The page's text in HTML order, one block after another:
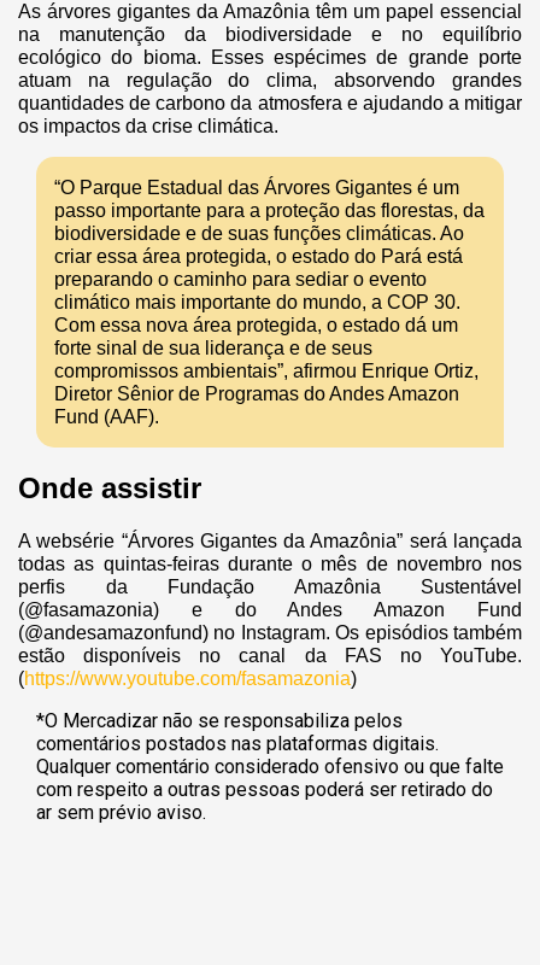
As árvores gigantes da Amazônia têm um papel essencial
na manutenção da biodiversidade e no equilíbrio
ecológico do bioma. Esses espécimes de grande porte
atuam na regulação do clima, absorvendo grandes
quantidades de carbono da atmosfera e ajudando a mitigar
os impactos da crise climática.
“O Parque Estadual das Árvores Gigantes é um
passo importante para a proteção das florestas, da
biodiversidade e de suas funções climáticas. Ao
criar essa área protegida, o estado do Pará está
preparando o caminho para sediar o evento
climático mais importante do mundo, a COP 30.
Com essa nova área protegida, o estado dá um
forte sinal de sua liderança e de seus
compromissos ambientais”, afirmou Enrique Ortiz,
Diretor Sênior de Programas do Andes Amazon
Fund (AAF).
Onde assistir
A websérie “Árvores Gigantes da Amazônia” será lançada
todas as quintas-feiras durante o mês de novembro nos
perfis da Fundação Amazônia Sustentável
(@fasamazonia) e do Andes Amazon Fund
(@andesamazonfund) no Instagram. Os episódios também
estão disponíveis no canal da FAS no YouTube.
(https://www.youtube.com/fasamazonia)
*O Mercadizar não se responsabiliza pelos
comentários postados nas plataformas digitais.
Qualquer comentário considerado ofensivo ou que falte
com respeito a outras pessoas poderá ser retirado do
ar sem prévio aviso.